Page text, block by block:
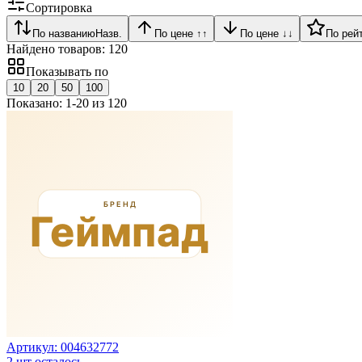
Сортировка
По названиюНазв. По цене ↑ ↑ По цене ↓ ↓ По
Найдено товаров: 120
Показывать по
10 20 50 100
Показано: 1-20 из 120
Артикул: 004632772